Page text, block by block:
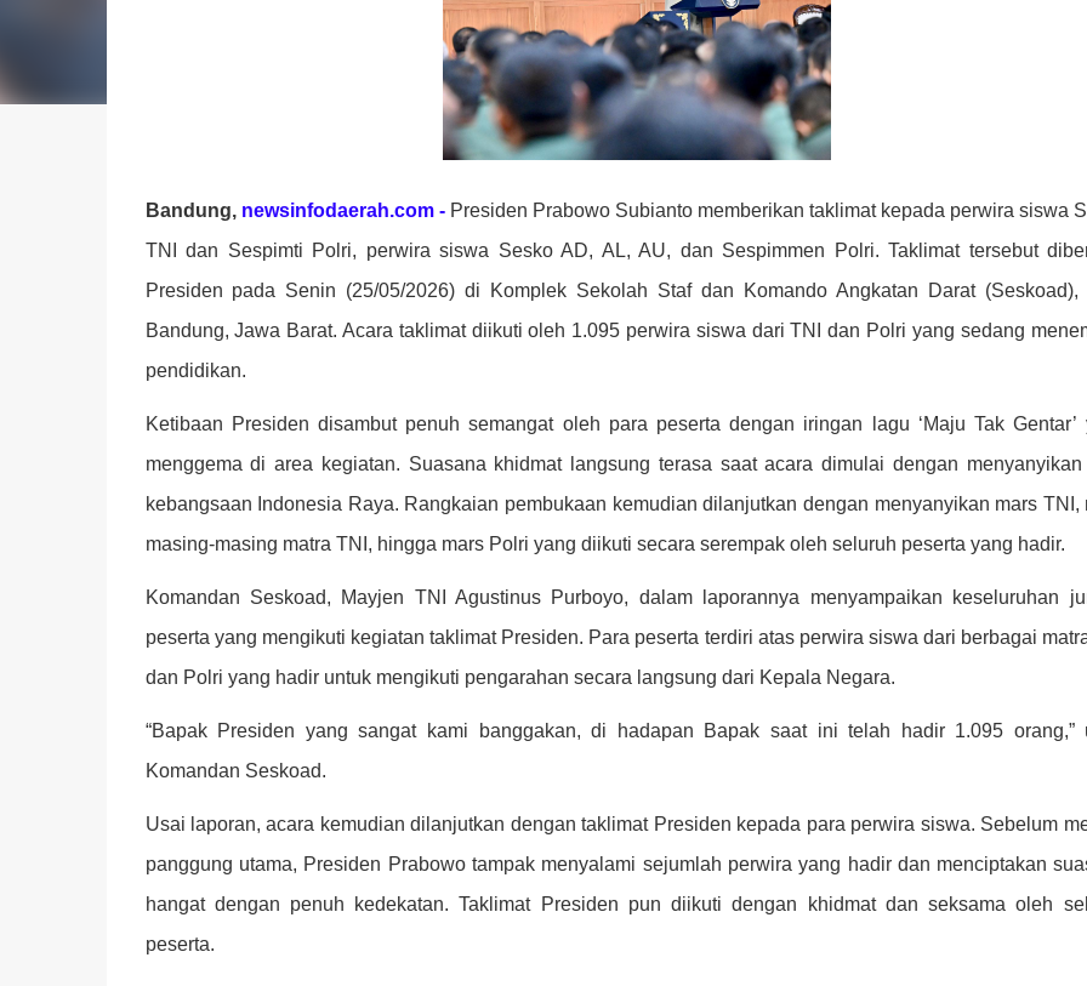
Bandung, newsinfodaerah.com -Presiden Prabowo Subianto memberikan taklimat kepada perwira siswa
TNI dan Sespimti Polri, perwira siswa Sesko AD, AL, AU, dan Sespimmen Polri. Taklimat tersebut
Presiden pada Senin (25/05/2026) di Komplek Sekolah Staf dan Komando Angkatan Darat (Seskoad),
Bandung, Jawa Barat. Acara taklimat diikuti oleh 1.095 perwira siswa dari TNI dan Polri yang sedang
pendidikan.
Ketibaan Presiden disambut penuh semangat oleh para peserta dengan iringan lagu ‘Maju Tak Gentar’
menggema di area kegiatan. Suasana khidmat langsung terasa saat acara dimulai dengan menyanyikan
kebangsaan Indonesia Raya. Rangkaian pembukaan kemudian dilanjutkan dengan menyanyikan mars TNI,
masing-masing matra TNI, hingga mars Polri yang diikuti secara serempak oleh seluruh peserta yang hadir.
Komandan Seskoad, Mayjen TNI Agustinus Purboyo, dalam laporannya menyampaikan keseluruhan
peserta yang mengikuti kegiatan taklimat Presiden. Para peserta terdiri atas perwira siswa dari berbagai
dan Polri yang hadir untuk mengikuti pengarahan secara langsung dari Kepala Negara.
“Bapak Presiden yang sangat kami banggakan, di hadapan Bapak saat ini telah hadir 1.095 orang,”
Komandan Seskoad.
Usai laporan, acara kemudian dilanjutkan dengan taklimat Presiden kepada para perwira siswa. Sebelum
panggung utama, Presiden Prabowo tampak menyalami sejumlah perwira yang hadir dan menciptakan
hangat dengan penuh kedekatan. Taklimat Presiden pun diikuti dengan khidmat dan seksama oleh
peserta.